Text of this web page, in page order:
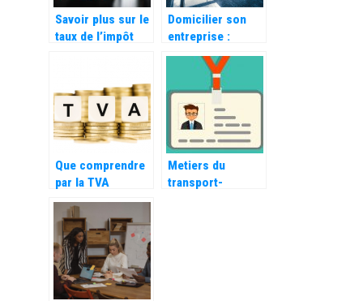
Savoir plus sur le
taux de l’impôt
Domicilier son
entreprise :
quelles
possibilites ?
Que comprendre
par la TVA
intracommunautai
re ?
Metiers du
transport-